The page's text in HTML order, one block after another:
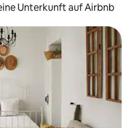
Unterkunft auf Airbnb